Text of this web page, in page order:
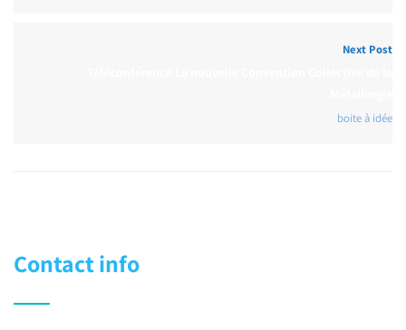
Next Post
boite à idée
Contact info